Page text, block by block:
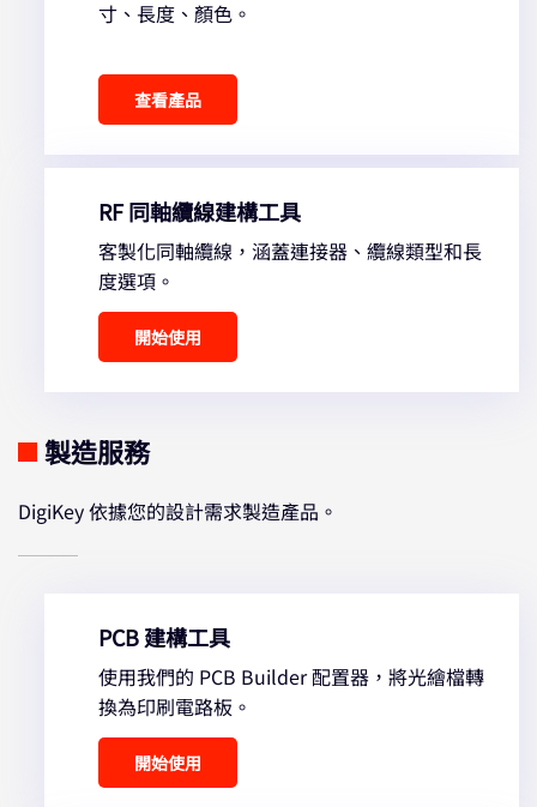
寸、長度、顏色。
查看產品
RF 同軸纜線建構工具
客製化同軸纜線，涵蓋連接器、纜線類型和長
度選項。
開始使用
製造服務
DigiKey 依據您的設計需求製造產品。
PCB 建構工具
使用我們的 PCB Builder 配置器，將光繪檔轉
換為印刷電路板。
開始使用